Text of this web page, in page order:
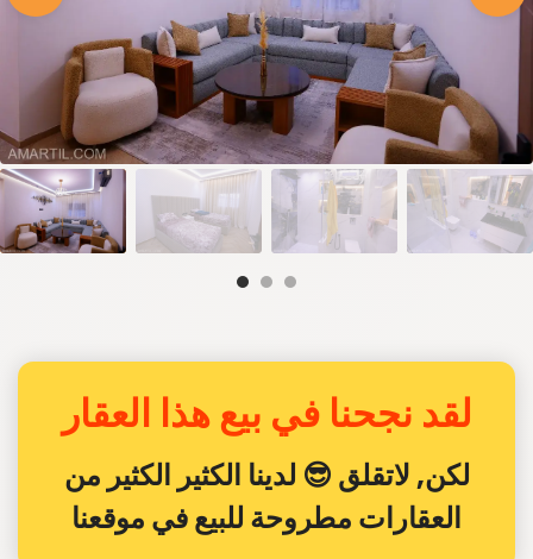
لقد نجحنا في بيع هذا العقار
لكن, لاتقلق 😎 لدينا الكثير الكثير من
العقارات مطروحة للبيع في موقعنا